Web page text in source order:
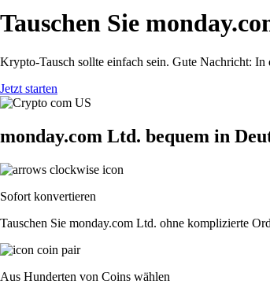
Tauschen Sie
Krypto-Tausch sollte einfach sein. Gute Nachricht:
Jetzt starten
monday.com Ltd. bequem in
Sofort konvertieren
Tauschen Sie monday.com Ltd. ohne komplizierte
Aus Hunderten von Coins wählen